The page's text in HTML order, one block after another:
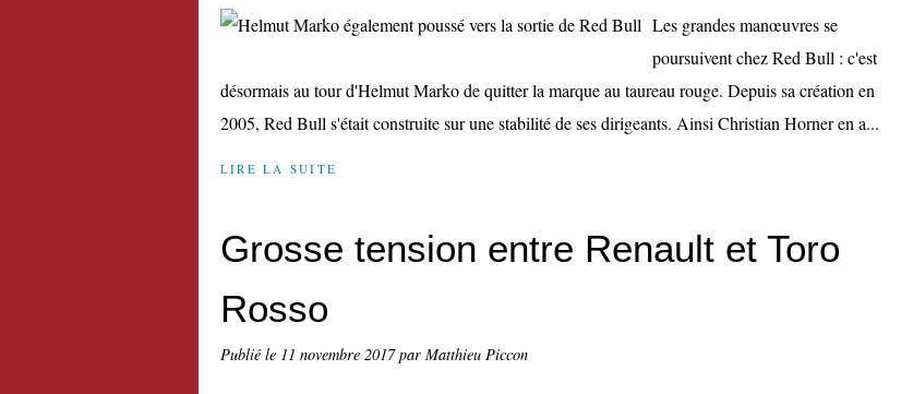
Les grandes manœuvres se
poursuivent chez Red Bull : c'est
désormais au tour d'Helmut Marko de quitter la marque au taureau rouge. Depuis sa création en
2005, Red Bull s'était construite sur une stabilité de ses dirigeants. Ainsi Christian Horner en a...
LIRE LA SUITE
Grosse tension entre Renault et Toro
Rosso
Publié le 11 novembre 2017par Matthieu Piccon